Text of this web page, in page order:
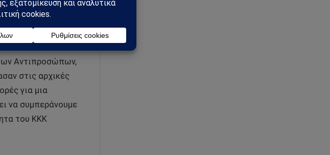
πολλές
Ηνωμένες
Αντιπροσώπων,
στις αρχικές
για μια
να συμπεράνουμε
του ΚΚΚ